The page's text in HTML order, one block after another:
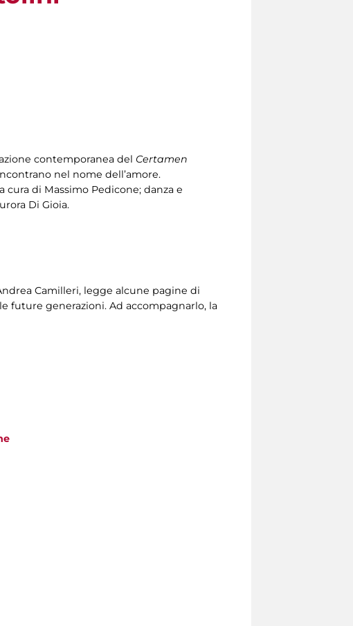
contemporanea del Certamen
nel nome dell’amore.
cura di Massimo Pedicone; danza e
Di Gioia.
Camilleri, legge alcune pagine di
future generazioni. Ad accompagnarlo, la